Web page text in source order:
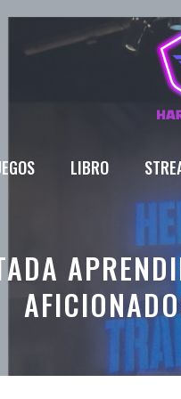
LIBRO